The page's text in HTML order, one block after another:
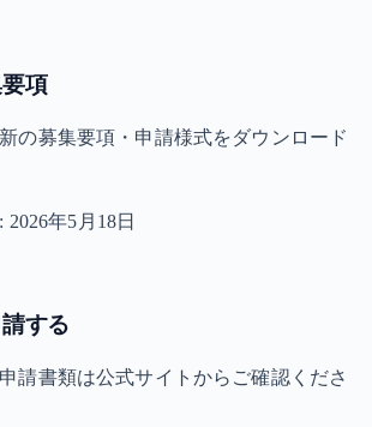
項
の募集要項・申請様式をダウンロード
2026年5月18日
する
請書類は公式サイトからご確認くださ